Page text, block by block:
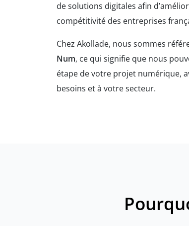
de solutions digitales afin
compétitivité des entreprises
Chez Akollade, nous sommes
Num, ce qui signifie que nous
étape de votre projet numérique,
besoins et à votre secteur.